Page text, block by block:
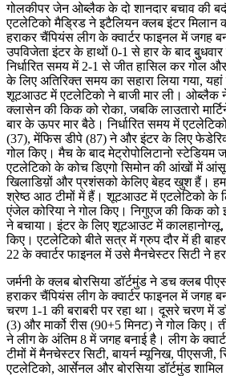
गोलकीपर जेन ओब्लैक के दो शानदार बचाव की
एटलेटिको मैड्रिड ने इटैलियन क्लब इंटर
हराकर चैंपियंस लीग के क्वार्टर फाइनल में जगह
उपविजेता इंटर के हाथों 0-1 से हार के बाद
निर्धारित समय में 2-1 से जीत हासिल कर गोल
के लिए अतिरिक्त समय का सहारा लिया गया, यहां
शूटआउट में एटलेटिको ने बाजी मार ली।
क्लासेन की किक को रोका, जबकि लाउतारो
बार के ऊपर मार बैठे। निर्धारित समय में
(37), मेंफिस डीपे (87) ने और इंटर के लिए
गोल किए। मैच के बाद मेट्रोपोलिटानो स्टेडियम
एटलेटिको के कोच डिएगो सिमोन की आंखों में
खिलाडिय़ों और प्रशंसको केलिए बेहद खुश हैं। हम
श्रेष्ठ आठ टीमों में हैं। शूटआउट में एटलेटिको के
एंजेल कोरिया ने गोल किए। निगुएज की किक को
ने बचाया। इंटर के लिए शूटआउट में
किए। एटलेटिको बीते सत्र में ग्रुप दौर में ही
22 के क्वार्टर फाइनल में उसे मैनचेस्टर सिटी ने
जर्मनी के क्लब बोरसिया डॉर्टमुंड ने डच क्लब
हराकर चैंपियंस लीग के क्वार्टर फाइनल में जगह
चरण 1-1 की बराबरी पर रहा था। दूसरे चरण में
(3) और मार्को रीस (90+5 मिनट) ने गोल किए।
ने लीग के अंतिम 8 में जगह बनाई है। लीग के
टीमों में मैनचेस्टर सिटी, बायर्न म्यूनिख, पीएसजी,
एटलेटिको, आर्सेनल और बोरसिया डॉर्टमुंड शामिल